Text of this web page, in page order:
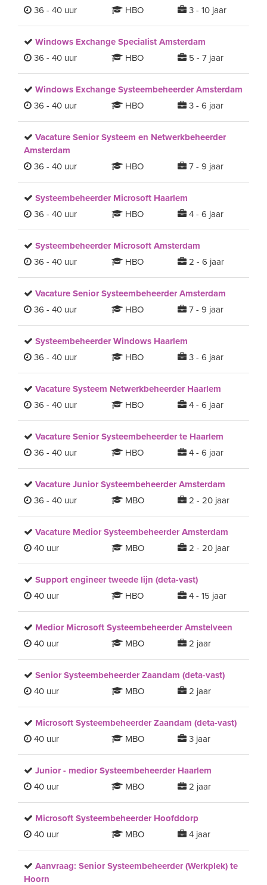
36 - 40 uur
HBO 3 - 10 jaar
Windows Exchange Specialist Amsterdam
36 - 40 uur
HBO 5 - 7 jaar
Windows Exchange Systeembeheerder Amsterdam
36 - 40 uur
HBO 3 - 6 jaar
Vacature Senior Systeem en Netwerkbeheerder
Amsterdam
36 - 40 uur
HBO 7 - 9 jaar
Systeembeheerder Microsoft Haarlem
36 - 40 uur
HBO 4 - 6 jaar
Systeembeheerder Microsoft Amsterdam
36 - 40 uur
HBO 2 - 6 jaar
Vacature Senior Systeembeheerder Amsterdam
36 - 40 uur
HBO 7 - 9 jaar
Systeembeheerder Windows Haarlem
36 - 40 uur
HBO 3 - 6 jaar
Vacature Systeem Netwerkbeheerder Haarlem
36 - 40 uur
HBO 4 - 6 jaar
Vacature Senior Systeembeheerder te Haarlem
36 - 40 uur
HBO 4 - 6 jaar
Vacature Junior Systeembeheerder Amsterdam
36 - 40 uur
MBO 2 - 20 jaar
Vacature Medior Systeembeheerder Amsterdam
40 uur
MBO 2 - 20 jaar
Support engineer tweede lijn (deta-vast)
40 uur
HBO 4 - 15 jaar
Medior Microsoft Systeembeheerder Amstelveen
40 uur
MBO 2 jaar
Senior Systeembeheerder Zaandam (deta-vast)
40 uur
MBO 2 jaar
Microsoft Systeembeheerder Zaandam (deta-vast)
40 uur
MBO 3 jaar
Junior - medior Systeembeheerder Haarlem
40 uur
MBO 2 jaar
Microsoft Systeembeheerder Hoofddorp
40 uur
MBO 4 jaar
Aanvraag: Senior Systeembeheerder (Werkplek) te
Hoorn